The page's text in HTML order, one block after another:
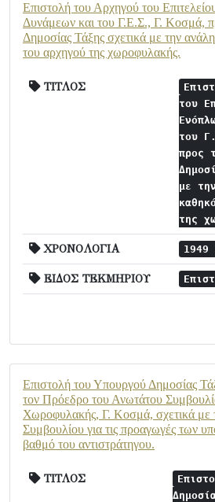
Επιστολή του Αρχηγού του
Δυνάμεων και του Γ.Ε.Σ., Γ. Κοσμά,
Δημοσίας Τάξης σχετικά με την
του αρχηγού της χωροφυλακής.
ΤΙΤΛΟΣ
του
του
προς
με
της
ΧΡΟΝΟΛΟΓΙΑ 1949
ΕΙΔΟΣ ΤΕΚΜΗΡΙΟΥ
Επιστολή του Υπουργού Δημοσίας
τον Πρόεδρο του Ανωτάτου
Χωροφυλακής, Γ. Κοσμά, σχετικά με
Συμβουλίου για τις προαγωγές των
βαθμό του αντιστράτηγου.
ΤΙΤΛΟΣ